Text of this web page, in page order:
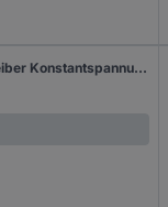
Self Electronics SLD15-24VL-E LED-Treiber Konstantspannung 15 W 200 - 625 mA 24 V/DC dimmbar, Überlastschutz, Überspannung, Montage auf entflammbaren Oberflächen, Möbelzulassung 1 St.